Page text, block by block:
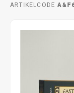
ARTIKELCODE